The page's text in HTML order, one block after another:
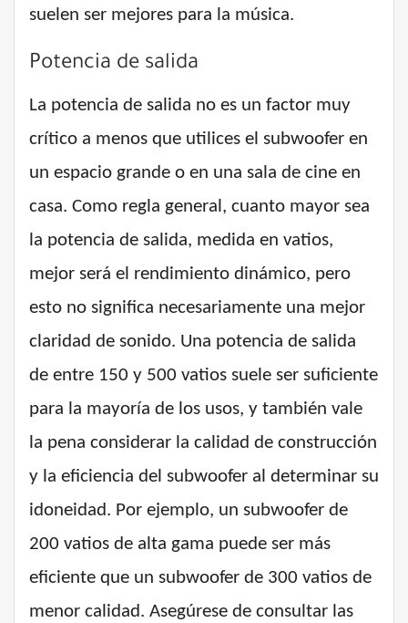
suelen ser mejores para la música.
Potencia de salida
La potencia de salida no es un factor muy
crítico a menos que utilices el subwoofer en
un espacio grande o en una sala de cine en
casa. Como regla general, cuanto mayor sea
la potencia de salida, medida en vatios,
mejor será el rendimiento dinámico, pero
esto no significa necesariamente una mejor
claridad de sonido. Una potencia de salida
de entre 150 y 500 vatios suele ser suficiente
para la mayoría de los usos, y también vale
la pena considerar la calidad de construcción
y la eficiencia del subwoofer al determinar su
idoneidad. Por ejemplo, un subwoofer de
200 vatios de alta gama puede ser más
eficiente que un subwoofer de 300 vatios de
menor calidad. Asegúrese de consultar las